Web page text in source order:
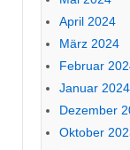
April 2024
März 2024
Februar
Januar 2024
Dezember
Oktober